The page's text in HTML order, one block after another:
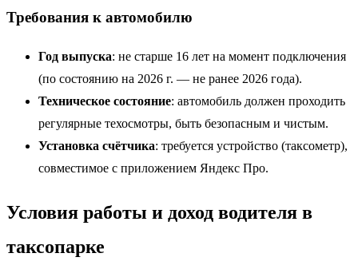
Требования к автомобилю
Год выпуска: не старше 16 лет на момент подключения
(по состоянию на 2026 г. — не ранее 2026 года).
Техническое состояние: автомобиль должен проходить
регулярные техосмотры, быть безопасным и чистым.
Установка счётчика: требуется устройство (таксометр),
совместимое с приложением Яндекс Про.
Условия работы и доход водителя в
таксопарке